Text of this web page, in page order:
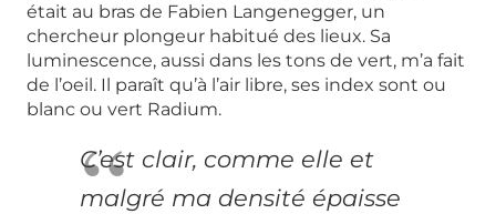
était au bras de Fabien Langenegger, un
chercheur plongeur habitué des lieux. Sa
luminescence, aussi dans les tons de vert, m’a fait
de l’oeil. Il paraît qu’à l’air libre, ses index sont ou
blanc ou vert Radium.
C’est clair, comme elle et
malgré ma densité épaisse